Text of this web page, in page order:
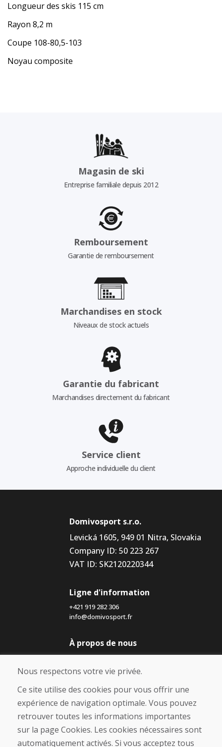
Longueur des skis 115 cm
Rayon 8,2 m
Coupe 108-80,5-103
Noyau composite
Magasin de ski
Entreprise familiale depuis 2012
Remboursement
Garantie de remboursement
Marchandises en stock
Niveaux de stock actuels
Garantie du fabricant
Marchandises directement du fabricant
Service client
Approche individuelle du client
Domivosport s.r.o.
Levická 1605, 949 01 Nitra, Slovakia
Company ID: 50 223 267
VAT ID: SK2120220344
Ligne d'information
+421 919 282 306
info@domivosport.fr
À propos de nous
Blog
À propos de nous
Boutique
Contact
Achat
Boutique en ligne
Nous respectons votre vie privée.
Ce site utilise des cookies pour vous offrir une
expérience de navigation optimale. Vous pouvez
retrouver toutes les informations importantes
sur la page Cookies. Les cookies nécessaires sont
automatiquement activés. Si vous acceptez tous